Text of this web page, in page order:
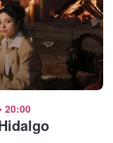
20:00